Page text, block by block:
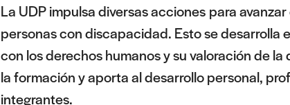
La UDP impulsa diversasacciones para
personas con discapacidad. Esto se desarrolla
con los derechos humanos y su valoración de
la formación y aporta al desarrollo personal,
integrantes.